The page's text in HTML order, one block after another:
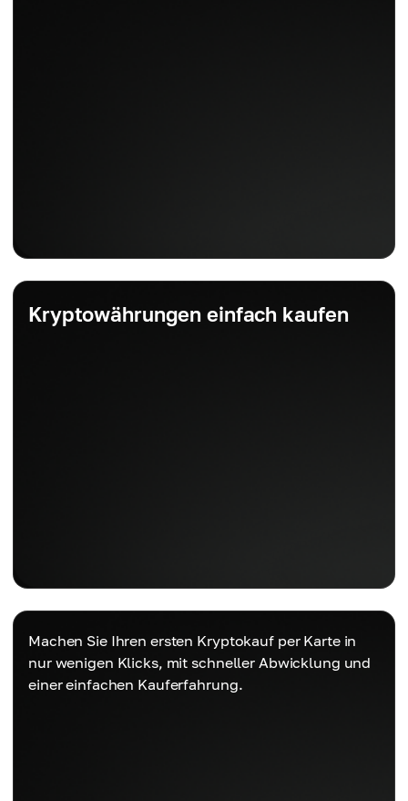
Kryptowährungen einfach kaufen
Machen Sie Ihren ersten Kryptokauf per Karte in
nur wenigen Klicks, mit schneller Abwicklung und
einer einfachen Kauferfahrung.